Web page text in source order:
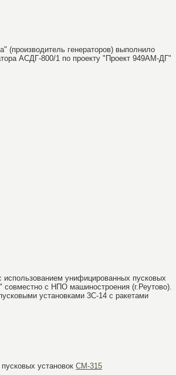
генераторов) выполнило
АСДГ-800/1 по проекту "Проект 949АМ-ДГ"
использованием унифицированных пусковых
с НПО машиностроения (г.Реутово).
установками 3С-14 с ракетами
установок СМ-315